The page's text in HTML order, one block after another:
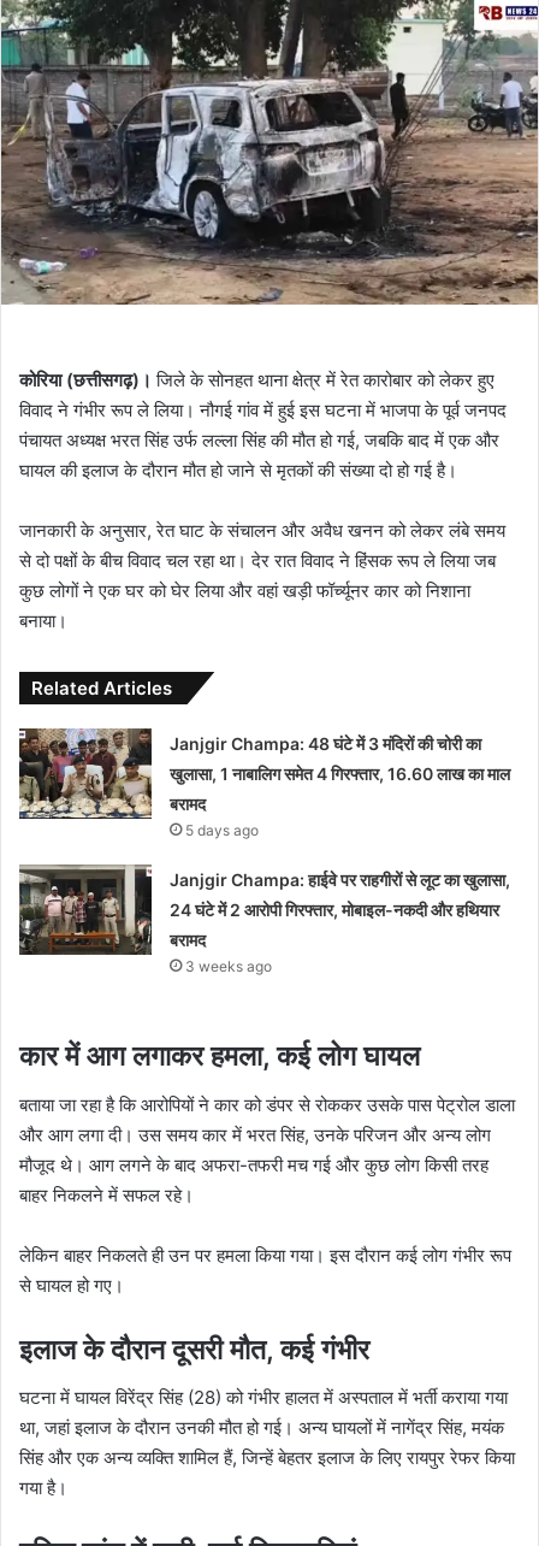
कोरिया (छत्तीसगढ़)। जिले के सोनहत थाना क्षेत्र में रेत कारोबार को लेकर हुए
विवाद ने गंभीर रूप ले लिया। नौगई गांव में हुई इस घटना में भाजपा के पूर्व जनपद
पंचायत अध्यक्ष भरत सिंह उर्फ लल्ला सिंह की मौत हो गई, जबकि बाद में एक और
घायल की इलाज के दौरान मौत हो जाने से मृतकों की संख्या दो हो गई है।
जानकारी के अनुसार, रेत घाट के संचालन और अवैध खनन को लेकर लंबे समय
से दो पक्षों के बीच विवाद चल रहा था। देर रात विवाद ने हिंसक रूप ले लिया जब
कुछ लोगों ने एक घर को घेर लिया और वहां खड़ी फॉर्च्यूनर कार को निशाना
बनाया।
Related Articles
Janjgir Champa: 48 घंटे में 3 मंदिरों की चोरी का
खुलासा, 1 नाबालिग समेत 4 गिरफ्तार, 16.60 लाख का माल
बरामद
5 days ago
Janjgir Champa: हाईवे पर राहगीरों से लूट का खुलासा,
24 घंटे में 2 आरोपी गिरफ्तार, मोबाइल-नकदी और हथियार
बरामद
3 weeks ago
कार में आग लगाकर हमला, कई लोग घायल
बताया जा रहा है कि आरोपियों ने कार को डंपर से रोककर उसके पास पेट्रोल डाला
और आग लगा दी। उस समय कार में भरत सिंह, उनके परिजन और अन्य लोग
मौजूद थे। आग लगने के बाद अफरा-तफरी मच गई और कुछ लोग किसी तरह
बाहर निकलने में सफल रहे।
लेकिन बाहर निकलते ही उन पर हमला किया गया। इस दौरान कई लोग गंभीर रूप
से घायल हो गए।
इलाज के दौरान दूसरी मौत, कई गंभीर
घटना में घायल विरेंद्र सिंह (28) को गंभीर हालत में अस्पताल में भर्ती कराया गया
था, जहां इलाज के दौरान उनकी मौत हो गई। अन्य घायलों में नागेंद्र सिंह, मयंक
सिंह और एक अन्य व्यक्ति शामिल हैं, जिन्हें बेहतर इलाज के लिए रायपुर रेफर किया
गया है।